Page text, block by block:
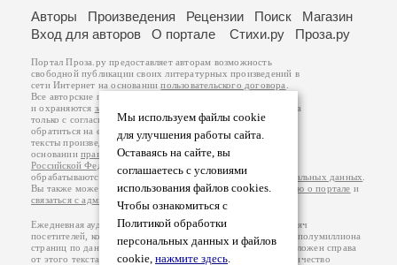
Мы используем файлы cookie
для улучшения работы сайта.
Оставаясь на сайте, вы
соглашаетесь с условиями
использования файлов cookies.
Чтобы ознакомиться с
Политикой обработки
персональных данных и файлов
cookie, нажмите здесь.
Авторы Произведения Рецензии Поиск
Магазин
Вход для авторов
О портале Стихи.ру Проза.ру
Портал Проза.ру предоставляет авторам возможность
свободной публикации своих литературных произведений в
сети Интернет на основаниипользовательского договора
Все авторские права на произведения принадлежат авторам
и охраняются законом
. Перепечатка произведений возможна
только с согласия его автора, к которому вы можете
обратиться на его авторской странице. Ответственность за
тексты произведений авторы несут самостоятельно на
основанииправил публикацииизаконодательства
Российской Федерации
обрабатываются на основанииПолитики обработки персональных данных
Вы также можете посмотреть более подробнуюинформацию о портале и
связаться с администрацией
Ежедневная аудитория портала Проза.ру – порядка 100 тысяч
посетителей, которые в общей сумме просматривают более полумиллиона
страниц по данным счетчика посещаемости, который расположен справа
от этого текста. В каждой графе указано по две цифры: количество